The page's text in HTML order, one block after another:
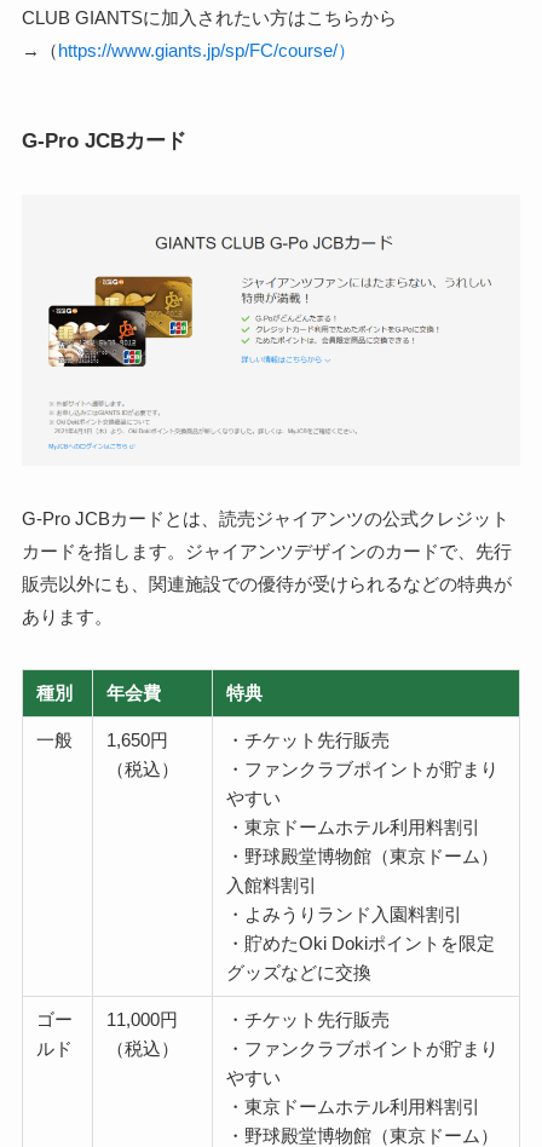
CLUB GIANTSに加入されたい方はこちらから
→（https://www.giants.jp/sp/FC/course/）
G-Pro JCBカード
G-Pro JCBカードとは、読売ジャイアンツの公式クレジット
カードを指します。ジャイアンツデザインのカードで、先行
販売以外にも、関連施設での優待が受けられるなどの特典が
あります。
種別 年会費 特典
一般
1,650円
（税込）
・チケット先行販売
・ファンクラブポイントが貯まり
やすい
・東京ドームホテル利用料割引
・野球殿堂博物館（東京ドーム）
入館料割引
・よみうりランド入園料割引
・貯めたOki Dokiポイントを限定
グッズなどに交換
ゴー
ルド
11,000円
（税込）
・チケット先行販売
・ファンクラブポイントが貯まり
やすい
・東京ドームホテル利用料割引
・野球殿堂博物館（東京ドーム）